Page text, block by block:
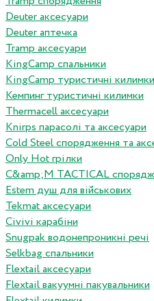
Deuter аксесуари
Deuter аптечка
Tramp аксесуари
KingCamp спальники
KingCamp туристичні килимки
Кемпинг туристичні килимки
Thermacell аксесуари
Knirps парасолі та аксесуари
Cold Steel спорядження та
Only Hot грілки
C&amp;M TACTICAL
Estem душ для військових
Tekmat аксесуари
Сivivi карабіни
Snugpak водонепроникні речі
Selkbag спальники
Flextail аксесуари
Flextail вакуумні пакувальники